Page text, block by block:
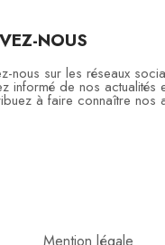
NOUS
nous sur les réseaux
informé de nos actualités
à faire connaître nos
Mention légale